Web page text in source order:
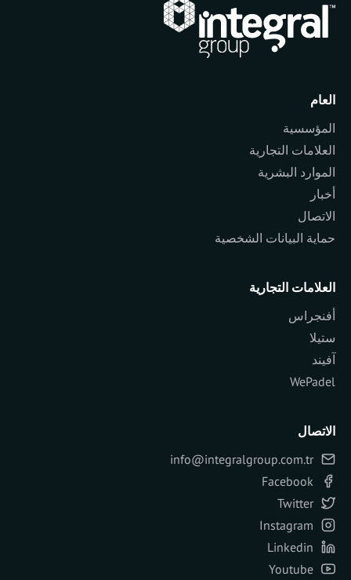
العام
المؤسسية
العلامات التجارية
الموارد البشرية
أخبار
الاتصال
حماية البيانات الشخصية
العلامات التجارية
أفنجراس
ستيلا
آفيند
WePadel
الاتصال
info@integralgroup.com.tr
Facebook
Twitter
Instagram
Linkedin
Youtube